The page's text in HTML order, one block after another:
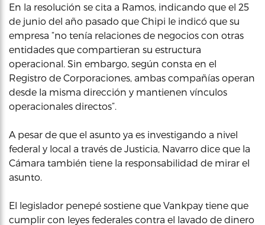
En la resolución se cita a Ramos, indicando que el 25
de junio del año pasado que Chipi le indicó que su
empresa “no tenía relaciones de negocios con otras
entidades que compartieran su estructura
operacional. Sin embargo, según consta en el
Registro de Corporaciones, ambas compañías operan
desde la misma dirección y mantienen vínculos
operacionales directos”.
A pesar de que el asunto ya es investigando a nivel
federal y local a través de Justicia, Navarro dice que la
Cámara también tiene la responsabilidad de mirar el
asunto.
El legislador penepé sostiene que Vankpay tiene que
cumplir con leyes federales contra el lavado de dinero